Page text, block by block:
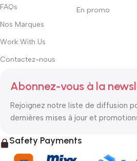
FAQs
Nos Marques
Work With Us
Contactez-nous
En promo
Abonnez-vous à la
Rejoignez notre liste de diffusion
dernières mises à jour et
Safety Payments